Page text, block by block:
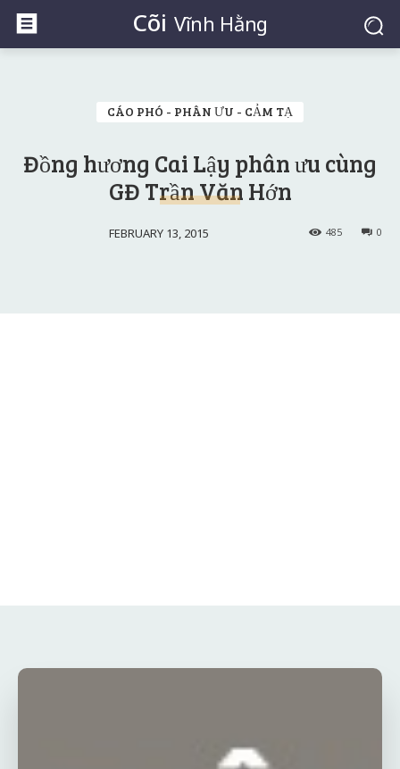
Cõi Vĩnh Hằng
CÁO PHÓ - PHÂN ƯU - CẢM TẠ
Đồng hương Cai Lậy phân ưu cùng
GĐ Trần Văn Hớn
FEBRUARY 13, 2015 0
485